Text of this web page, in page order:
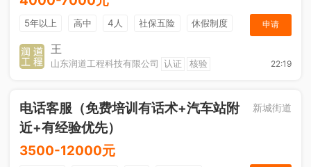
5年以上 高中 4人 社保五险
休假制度
加班补助
申请
王
山东润道工程科技有限公司 认证 核验 22:19
电话客服（免费培训有话术+汽车站附
近+有经验优先）
新城街道
3500-12000元